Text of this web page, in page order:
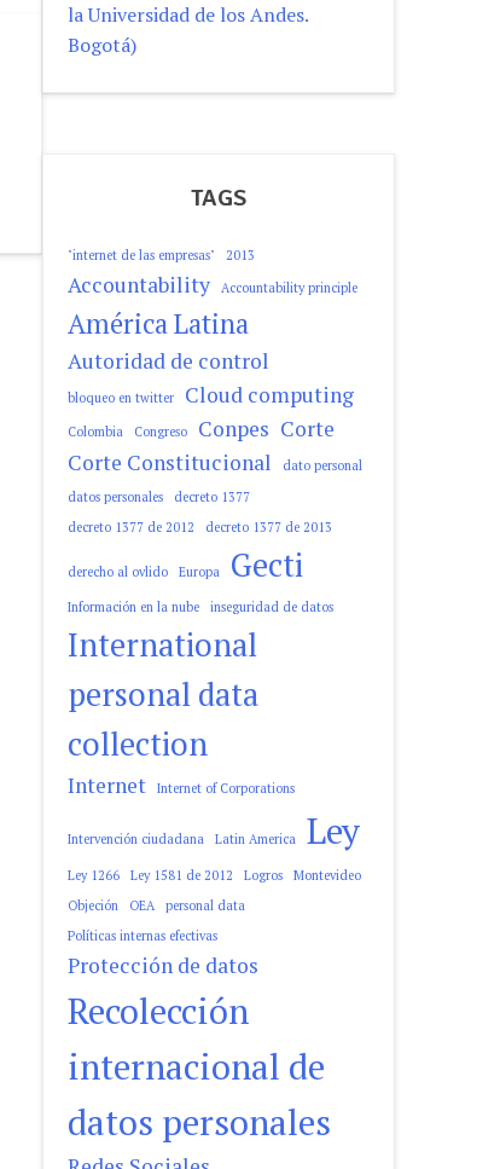
la Universidad de los Andes.
Bogotá)
TAGS
"internet de las empresas" 2013
Accountability Accountability principle
América Latina
Autoridad de control
bloqueo en twitter Cloud computing
Colombia Congreso Conpes Corte
Corte Constitucional
dato personal
datos personales
decreto 1377
decreto 1377 de 2012
decreto 1377 de 2013
derecho al ovlido Europa Gecti
Información en la nube inseguridad de datos
International
personal data
collection
Internet Internet of Corporations
Intervención ciudadana Latin America Ley
Ley 1266 Ley 1581 de 2012 Logros
Montevideo
Objeción
OEA
personal data
Políticas internas efectivas
Protección de datos
Recolección
internacional de
datos personales